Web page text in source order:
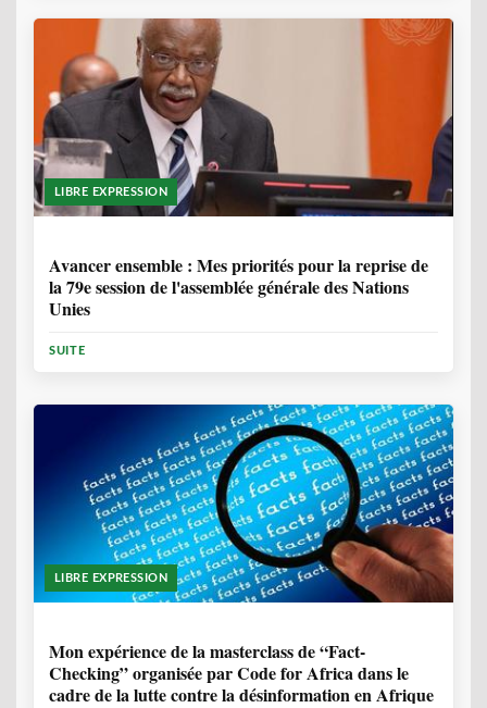
LIBRE EXPRESSION
Avancer ensemble : Mes priorités pour la reprise de
la 79e session de l'assemblée générale des Nations
Unies
SUITE
LIBRE EXPRESSION
Mon expérience de la masterclass de “Fact-
Checking” organisée par Code for Africa dans le
cadre de la lutte contre la désinformation en Afrique